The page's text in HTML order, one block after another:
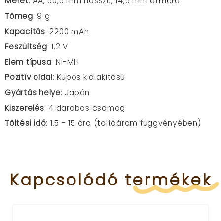
Tömeg: 9 g
Kapacitás:2200 mAh
Feszültség: 1,2 V
Elem típusa: Ni-MH
Pozitív oldal:Kúpos kialakítású
Gyártás helye: Japán
Kiszerelés: 4 darabos csomag
Töltési idő: 1.5 - 15 óra (töltőáram függvényében)
Kapcsolódó termékek